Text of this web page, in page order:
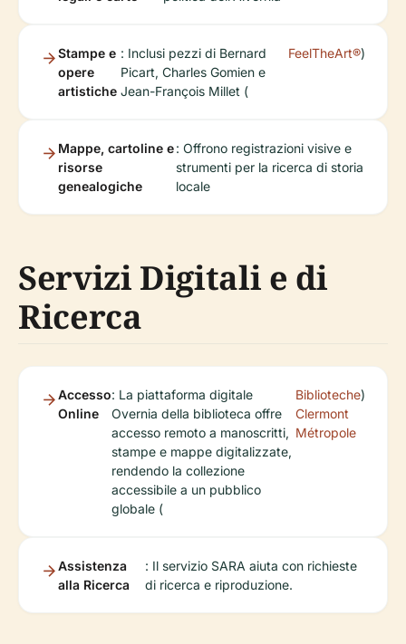
Stampe e
opere
artistiche
: Inclusi pezzi di Bernard
Picart, Charles Gomien e
Jean-François Millet (
FeelTheArt®)
Mappe, cartoline e
risorse
genealogiche
: Offrono registrazioni visive e
strumenti per la ricerca di storia
locale
Servizi Digitali e di
Ricerca
Accesso
Online
: La piattaforma digitale
Overnia della biblioteca offre
accesso remoto a manoscritti,
stampe e mappe digitalizzate,
rendendo la collezione
accessibile a un pubblico
globale (
Biblioteche
Clermont
Métropole
)
Assistenza
alla Ricerca
: Il servizio SARA aiuta con richieste
di ricerca e riproduzione.